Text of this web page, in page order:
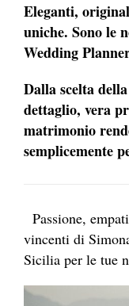
Eleganti,
uniche. Sono le
Wedding
Dalla scelta
dettaglio, vera
matrimonio
semplicemente
Passione,
vincenti di
Sicilia per le tue